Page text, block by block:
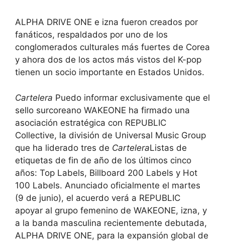
ALPHA DRIVE ONE e izna fueron creados por
fanáticos, respaldados por uno de los
conglomerados culturales más fuertes de Corea
y ahora dos de los actos más vistos del K-pop
tienen un socio importante en Estados Unidos.
Cartelera Puedo informar exclusivamente que el
sello surcoreano WAKEONE ha firmado una
asociación estratégica con REPUBLIC
Collective, la división de Universal Music Group
que ha liderado tres de CarteleraListas de
etiquetas de fin de año de los últimos cinco
años: Top Labels, Billboard 200 Labels y Hot
100 Labels. Anunciado oficialmente el martes
(9 de junio), el acuerdo verá a REPUBLIC
apoyar al grupo femenino de WAKEONE, izna, y
a la banda masculina recientemente debutada,
ALPHA DRIVE ONE, para la expansión global de